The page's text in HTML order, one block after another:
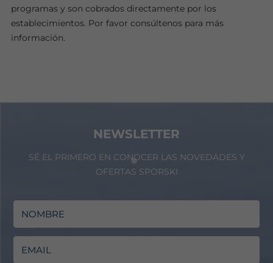
programas y son cobrados directamente por los
establecimientos. Por favor consúltenos para más
información.
NEWSLETTER
SÉ EL PRIMERO EN CONOCER LAS NOVEDADES Y
OFERTAS SPORSKI